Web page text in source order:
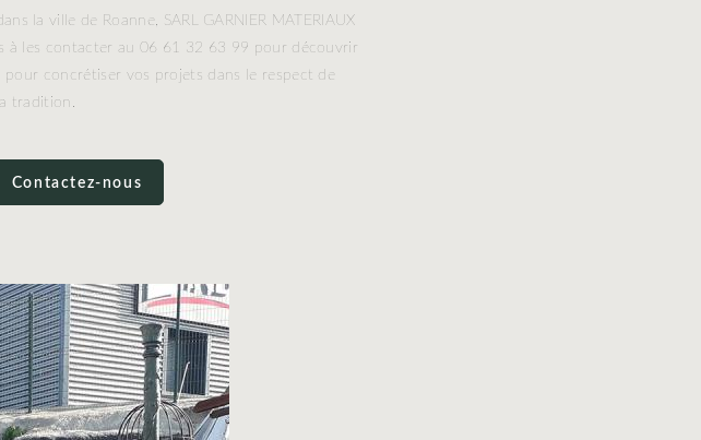
la ville de Roanne, SARL GARNIER MATERIAUX
à les contacter au 06 61 32 63 99 pour découvrir
concrétiser vos projets dans le respect de
tradition.
Contactez-nous